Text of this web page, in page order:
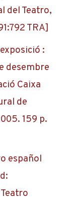
del Teatro,
TRA]
:
desembre
Caixa
de
159 p.
español